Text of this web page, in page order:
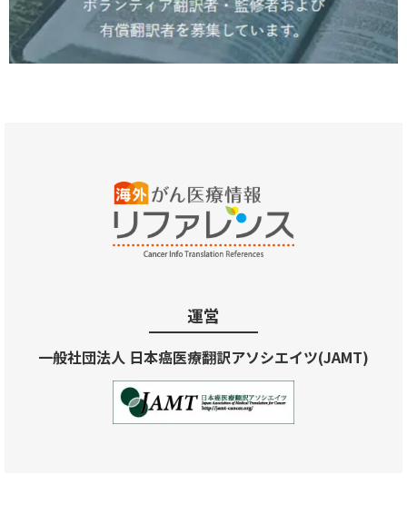
運営
一般社団法人 日本癌医療翻訳アソシエイツ(JAMT)